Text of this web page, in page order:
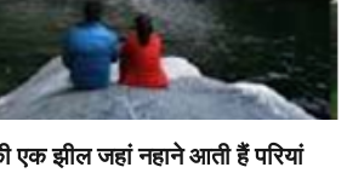
एक झील जहां नहाने आती हैं परियां